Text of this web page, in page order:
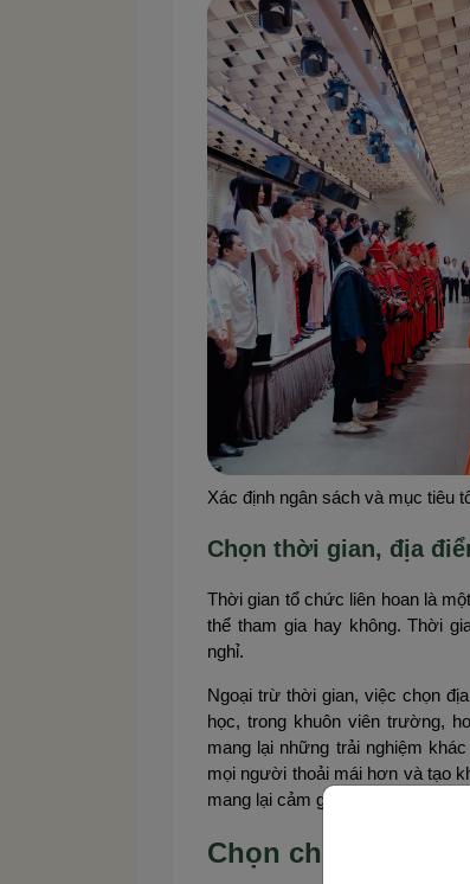
Xác định ngân sách và mục tiêu
Chọn thời gian, địa
Thời gian tổ chức liên hoan là
thể tham gia hay không. Thời
nghỉ.
Ngoại trừ thời gian, việc chọn
học, trong khuôn viên trường,
mang lại những trải nghiệm
mọi người thoải mái hơn và tạo
mang lại cảm giác gần gũi và ấm
Chọn chủ đề và ý